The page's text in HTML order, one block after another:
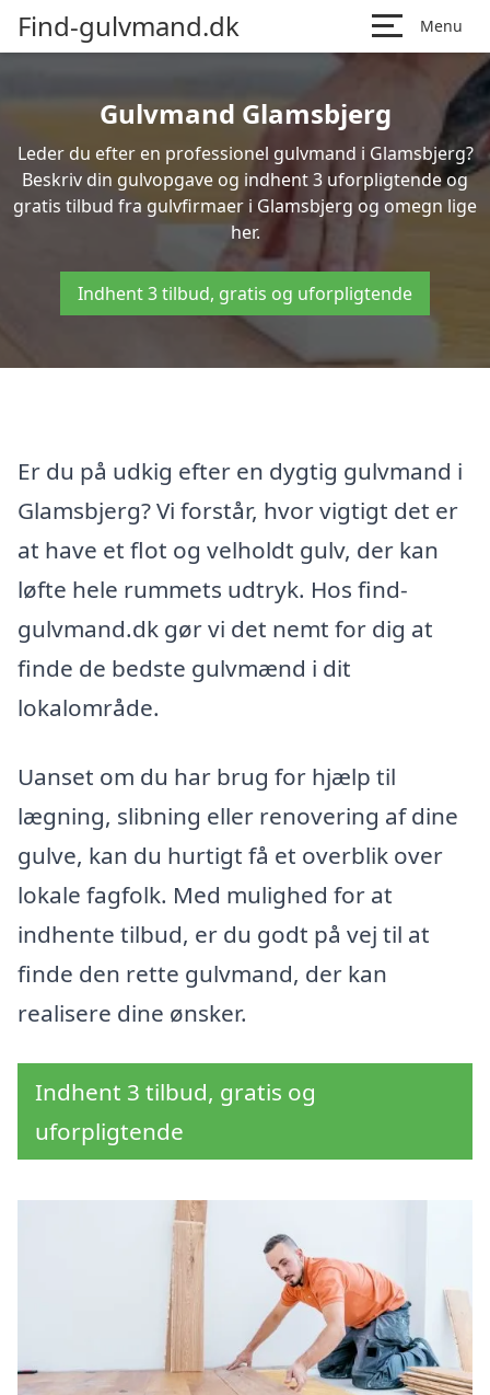
Find-gulvmand.dk Menu
Gulvmand Glamsbjerg
Leder du efter en professionel gulvmand i Glamsbjerg?
Beskriv din gulvopgave og indhent 3 uforpligtende og
gratis tilbud fra gulvfirmaer i Glamsbjerg og omegn lige
her.
Indhent 3 tilbud, gratis og uforpligtende
Er du på udkig efter en dygtig gulvmand i
Glamsbjerg? Vi forstår, hvor vigtigt det er
at have et flot og velholdt gulv, der kan
løfte hele rummets udtryk. Hos find-
gulvmand.dk gør vi det nemt for dig at
finde de bedste gulvmænd i dit
lokalområde.
Uanset om du har brug for hjælp til
lægning, slibning eller renovering af dine
gulve, kan du hurtigt få et overblik over
lokale fagfolk. Med mulighed for at
indhente tilbud, er du godt på vej til at
finde den rette gulvmand, der kan
realisere dine ønsker.
Indhent 3 tilbud, gratis og
uforpligtende